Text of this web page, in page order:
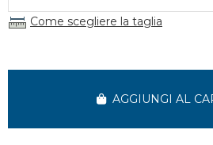
Come scegliere la taglia
AGGIUNGI AL